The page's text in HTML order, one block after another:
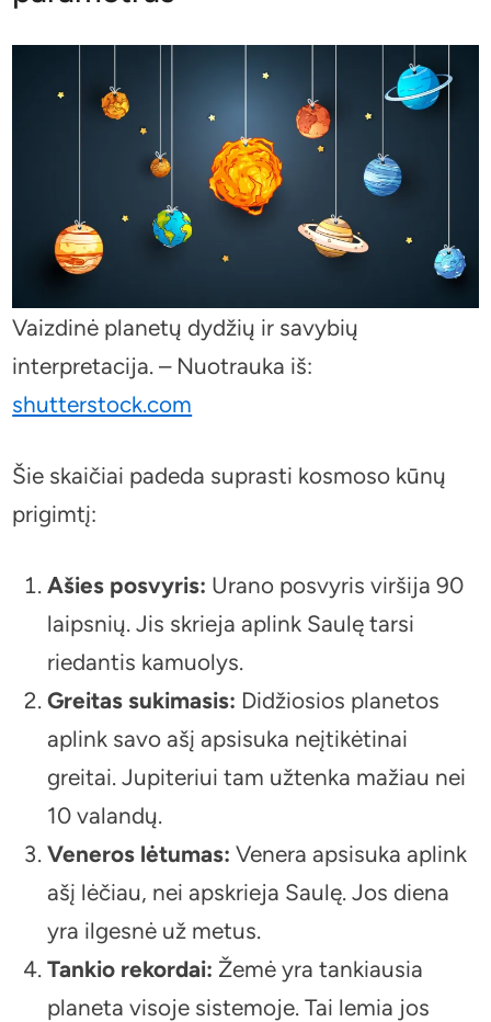
Vaizdinė planetų dydžių ir savybių
interpretacija. – Nuotrauka iš:
shutterstock.com
Šie skaičiai padeda suprasti kosmoso kūnų
prigimtį:
Ašies posvyris: Urano posvyris viršija 90
laipsnių. Jis skrieja aplink Saulę tarsi
riedantis kamuolys.
Greitas sukimasis: Didžiosios planetos
aplink savo ašį apsisuka neįtikėtinai
greitai. Jupiteriui tam užtenka mažiau nei
10 valandų.
Veneros lėtumas: Venera apsisuka aplink
ašį lėčiau, nei apskrieja Saulę. Jos diena
yra ilgesnė už metus.
Tankio rekordai: Žemė yra tankiausia
planeta visoje sistemoje. Tai lemia jos